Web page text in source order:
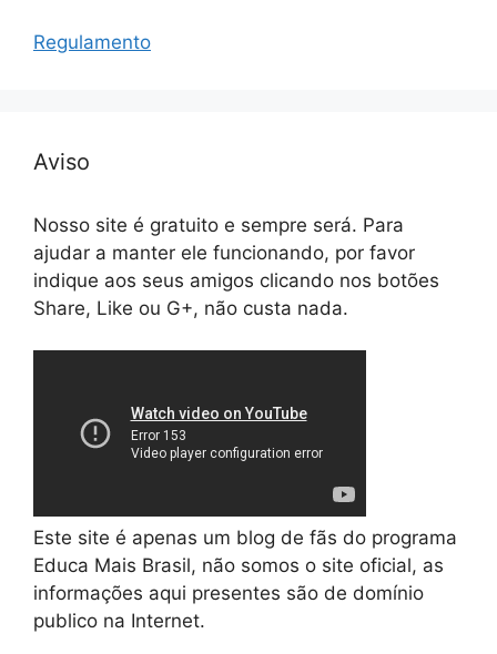
Regulamento
Aviso
Nosso site é gratuito e sempre será. Para
ajudar a manter ele funcionando, por favor
indique aos seus amigos clicando nos botões
Share, Like ou G+, não custa nada.
Este site é apenas um blog de fãs do programa
Educa Mais Brasil, não somos o site oficial, as
informações aqui presentes são de domínio
publico na Internet.